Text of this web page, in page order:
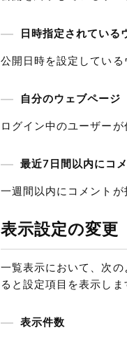
日時指定されている
公開日時を設定してい
自分のウェブページ
ログイン中のユーザー
最近7日間以内にコ
一週間以内にコメントが
表示設定の変更
一覧表示において、次
ると設定項目を表示しま
表示件数